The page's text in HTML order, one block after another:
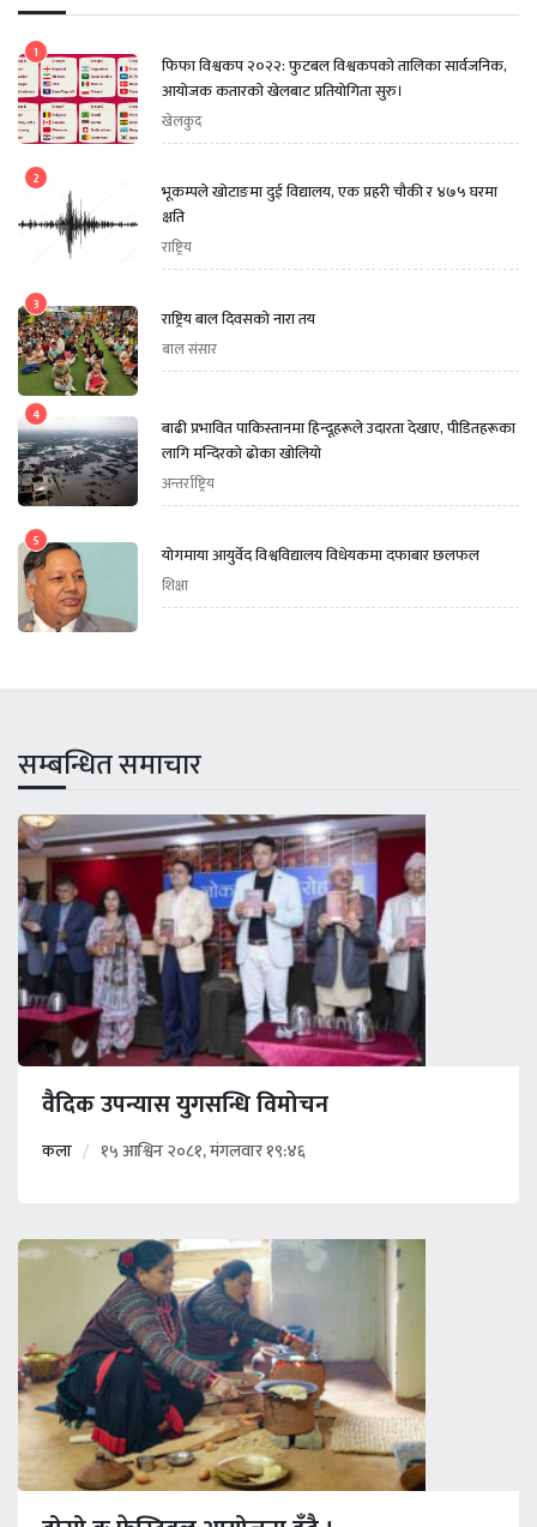
1
फिफा विश्वकप २०२२: फुटबल विश्वकपको तालिका सार्वजनिक,
आयोजक कतारको खेलबाट प्रतियोगिता सुरु।
खेलकुद
2
भूकम्पले खोटाङमा दुई विद्यालय, एक प्रहरी चौकी र ४७५ घरमा
क्षति
राष्ट्रिय
3
राष्ट्रिय बाल दिवसको नारा तय
बाल संसार
4
बाढी प्रभावित पाकिस्तानमा हिन्दूहरूले उदारता देखाए, पीडितहरूका
लागि मन्दिरको ढोका खोलियो
अन्तर्राष्ट्रिय
5
योगमाया आयुर्वेद विश्वविद्यालय विधेयकमा दफाबार छलफल
शिक्षा
सम्बन्धित समाचार
वैदिक उपन्यास युगसन्धि विमोचन
कला १५ आश्विन २०८१, मंगलवार १९:४६